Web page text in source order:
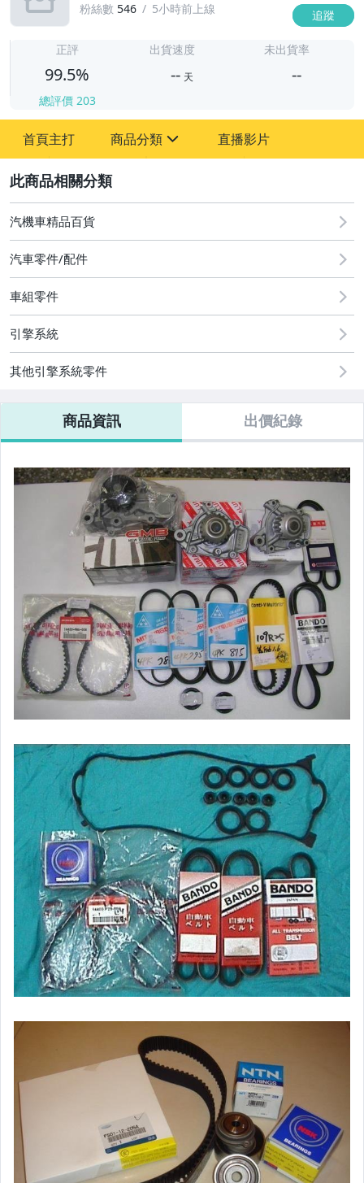
粉絲數 546 5小時前上線 追蹤
正評
99.5%
總評價 203
出貨速度
-- 天
未出貨率
--
首頁主打 商品分類
汽機車精品百貨
直播影片
汽機車精品百貨
汽車零件/配件
車組零件
引擎系統
其他引擎系統零件
商品資訊 出價紀錄